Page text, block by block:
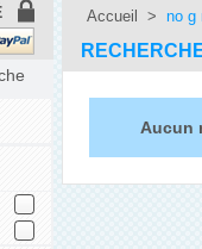
Accueil > no g
Aucun